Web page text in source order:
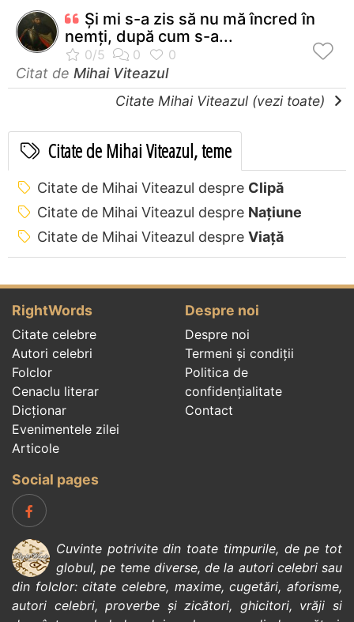
Şi mi s-a zis să nu mă încred în
nemţi, după cum s-a...
Citat de Mihai Viteazul
Citate Mihai Viteazul (vezi toate)
Citate de Mihai Viteazul, teme
Citate de Mihai Viteazul despre Clipă
Citate de Mihai Viteazul despre Națiune
Citate de Mihai Viteazul despre Viață
RightWords
Citate celebre
Autori celebri
Folclor
Cenaclu literar
Dicționar
Evenimentele zilei
Articole
Despre noi
Despre noi
Termeni și condiții
Politica de
confidenţialitate
Contact
Social pages
Cuvinte potrivite din toate timpurile, de pe tot
globul, pe teme diverse, de la autori celebrisau
din folclor:citate celebre, maxime,cugetări,aforisme,
autori celebri,proverbe și zicători, ghicitori, vrăji si